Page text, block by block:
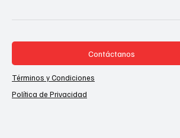
Contáctanos
Términos y Condiciones
Política de Privacidad